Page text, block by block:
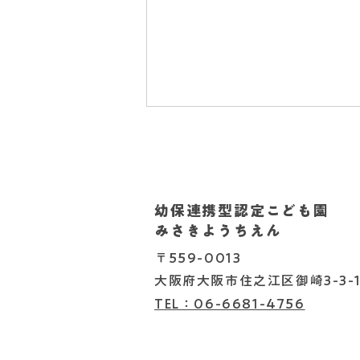
3月のTOTクラブ(*^-^*)
幼保連携型認定こども園
みさきようちえん
〒559-0013
大阪府大阪市住之江区御崎3-3-
TEL：06-6681-4756